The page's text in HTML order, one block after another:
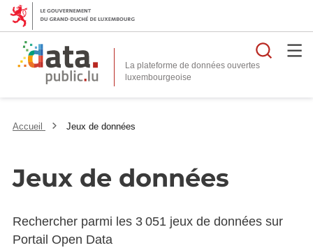
La plateforme de données ouvertes
Accueil Jeux de données
Jeux de données
Rechercher parmi les 3 051 jeux de données sur
Portail Open Data